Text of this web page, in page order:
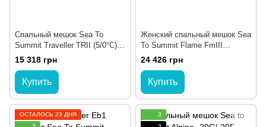
Спальный мешок Sea To
Summit Traveller TRII (5/0°C),
183 см - Left Zip, Teal (STS
ATR2-R-TL)
15 318 грн
Купить
Женский спальный мешок Sea
To Summit Flame FmIII
(-4/-10°C), 183 см - Right Zip,
Light Grey/Paprika (STS AFM3-
WL)
24 426 грн
Купить
ОСТАЛОСЬ 23 ДНЯ
3